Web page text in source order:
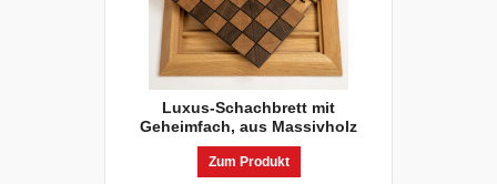
Luxus-Schachbrett mit
Geheimfach, aus Massivholz
Zum Produkt